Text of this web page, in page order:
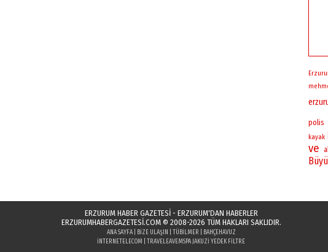
polis
kayak
ve
ERZURUM HABER GAZETESİ - ERZURUM'DAN HABERLER
ERZURUMHABERGAZETESI.COM© 2008-2026 TÜM HAKLARI SAKLIDIR.
ANA SAYFA| BIZE ULAŞIN TÜBILMER
BAHÇEHAVUZ
INTERNETELECOM
TRAVELEAVEMSPA JAKUZI YEDEK FILTRE